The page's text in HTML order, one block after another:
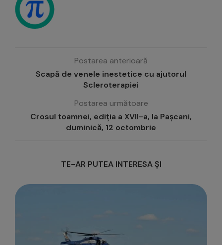
Postarea anterioară
Scapă de venele inestetice cu ajutorul
Scleroterapiei
Postarea următoare
Crosul toamnei, ediția a XVII-a, la Pașcani,
duminică, 12 octombrie
TE-AR PUTEA INTERESA ȘI